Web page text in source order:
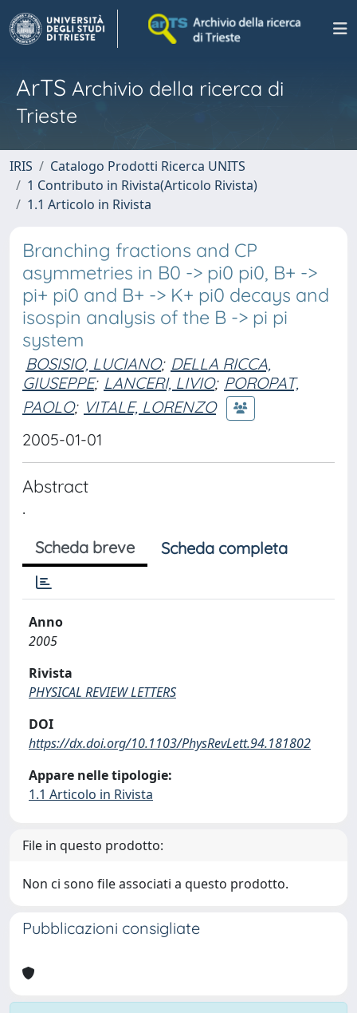
ArTS Archivio della ricerca di
Trieste
IRIS
Catalogo Prodotti Ricerca UNITS
1 Contributo in Rivista(Articolo Rivista)
1.1 Articolo in Rivista
Branching fractions and CP
asymmetries in B0 -> pi0 pi0, B+ ->
pi+ pi0 and B+ -> K+ pi0 decays and
isospin analysis of the B -> pi pi
system
BOSISIO, LUCIANO; DELLA RICCA,
GIUSEPPE; LANCERI, LIVIO; POROPAT,
PAOLO; VITALE, LORENZO
2005-01-01
Abstract
.
Scheda breve Scheda completa
Anno
2005
Rivista
PHYSICAL REVIEW LETTERS
DOI
https://dx.doi.org/10.1103/PhysRevLett.94.181802
Appare nelle tipologie:
1.1 Articolo in Rivista
File in questo prodotto:
Non ci sono file associati a questo prodotto.
Pubblicazioni consigliate